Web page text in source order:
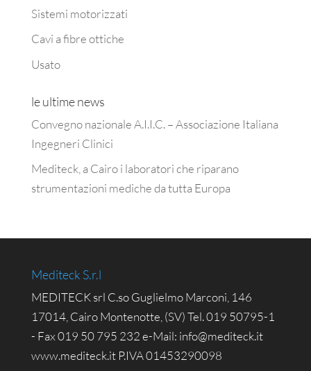
Sistemi motorizzati
Cavi a fibre ottiche
Usato
le ultime news
Convegno nazionale A.I.I.C. – Associazione Italiana
Ingegneri Clinici
Mediteck, a Cairo i laboratori che riparano
strumentazioni mediche da tutta Europa
Mediteck S.r.l
MEDITECK srl C.so Guglielmo Marconi, 146
17014, Cairo Montenotte, (SV) Tel. 019 50795-1
- Fax 019 50 795 232 e-Mail: info@mediteck.it
www.mediteck.it P.IVA 01453290098